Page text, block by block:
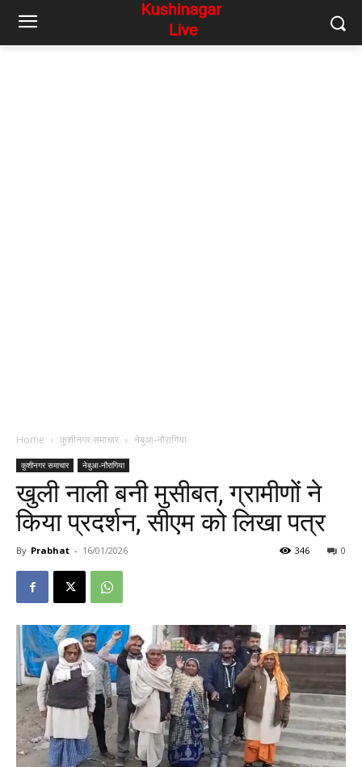
Home कुशीनगर समाचार नेबुआ-नौरागिया
कुशीनगर समाचार नेबुआ-नौरागिया
खुली नाली बनी मुसीबत, ग्रामीणों ने
किया प्रदर्शन, सीएम को लिखा पत्र
By Prabhat - 16/01/2026 0
346